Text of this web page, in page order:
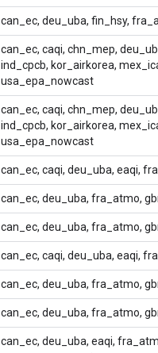
can_ec, deu_uba, fin_hsy,
can_ec, caqi, chn_mep,
ind_cpcb, kor_airkorea,
usa_epa_nowcast
can_ec, caqi, chn_mep,
ind_cpcb, kor_airkorea,
usa_epa_nowcast
can_ec, caqi, deu_uba, eaqi,
can_ec, deu_uba, fra_atmo,
can_ec, deu_uba, fra_atmo,
can_ec, caqi, deu_uba, eaqi,
can_ec, deu_uba, fra_atmo,
can_ec, deu_uba, fra_atmo,
can_ec, deu_uba, eaqi,